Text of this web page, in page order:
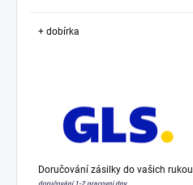
+ dobírka
Doručování zásilky do vašich rukou
doručování 1-2 pracovní dny